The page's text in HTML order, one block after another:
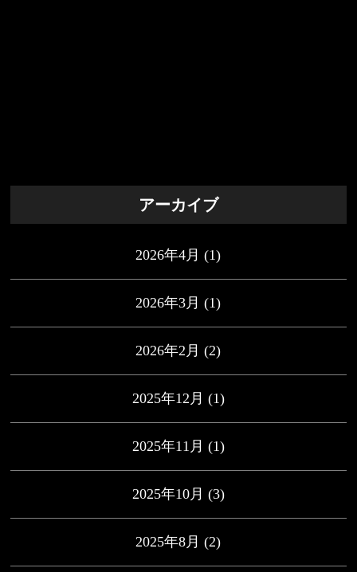
アーカイブ
2026年4月 (1)
2026年3月 (1)
2026年2月 (2)
2025年12月 (1)
2025年11月 (1)
2025年10月 (3)
2025年8月 (2)